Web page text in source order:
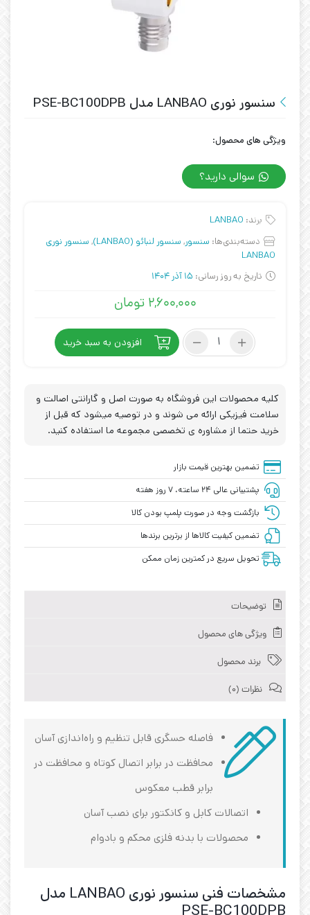
سنسور نوری LANBAO مدل PSE-BC100DPB
ویژگی های محصول:
سوالی دارید؟
برند: LANBAO
دسته‌بندی‌ها: سنسور, سنسور لنبائو (LANBAO) , سنسور نوری
LANBAO
تاریخ به روز رسانی: 15 آذر 1404
۲,۶۰۰,۰۰۰ تومان
سنسور
PSE-
BC100DPB
عدد
افزودن به سبد خرید
کلیه محصولات این فروشگاه به صورت اصل و گارانتی اصالت و
سلامت فیزیکی ارائه می شوند و در توصیه میشود که قبل از
خرید حتما از مشاوره ی تخصصی مجموعه ما استفاده کنید.
تضمین بهترین قیمت بازار
پشتیبانی عالی ۲۴ ساعته، ۷ روز هفته
بازگشت وجه در صورت پلمپ بودن کالا
تضمین کیفیت کالاها از برترین برندها
تحویل سریع در کمترین زمان ممکن
توضیحات
ویژگی های محصول
برند محصول
نظرات (0)
فاصله حسگری قابل تنظیم و راه‌اندازی آسان
محافظت در برابر اتصال کوتاه و محافظت در
برابر قطب معکوس
اتصالات کابل و کانکتور برای نصب آسان
محصولات با بدنه فلزی محکم و بادوام
مشخصات فنی سنسور نوری LANBAO مدل
PSE-BC100DPB